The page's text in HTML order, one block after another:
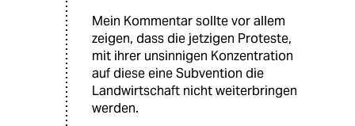
Mein Kommentar sollte vor allem
zeigen, dass die jetzigen Proteste,
mit ihrer unsinnigen Konzentration
auf diese eine Subvention die
Landwirtschaft nicht weiterbringen
werden.